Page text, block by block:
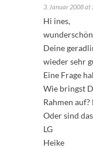
3. Januar 2008 at
Hi ines,
Deine
wieder sehr
Eine Frage
Wie bringst
Rahmen
Oder sind
LG
Heike